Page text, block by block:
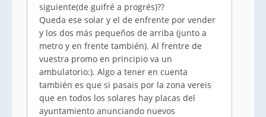
siguiente(de guifré a progrés)??
Queda ese solar y el de enfrente por vender
y los dos más pequeños de arriba (junto a
metro y en frente también). Al frentre de
vuestra promo en principio va un
ambulatorio:). Algo a tener en cuenta
también es que si pasais por la zona vereis
que en todos los solares hay placas del
ayuntamiento anunciando nuevos